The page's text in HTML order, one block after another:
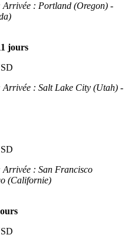
Arrivée : Portland (Oregon) -
jours
Arrivée : Salt Lake City (Utah) -
Arrivée : San Francisco
(Californie)